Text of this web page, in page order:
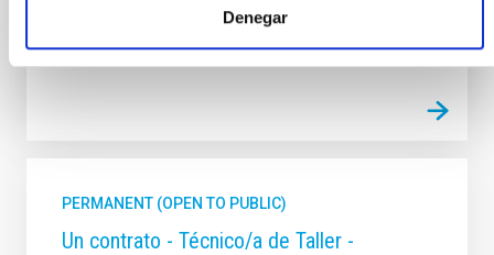
Denegar
PERMANENT (OPEN TO PUBLIC)
Un contrato - Técnico/a de Taller -